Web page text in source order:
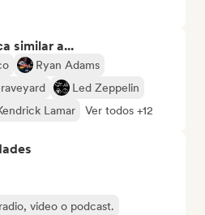
similar a...
Ryan Adams
Led Zeppelin
Lamar Ver todos +12
video o podcast.